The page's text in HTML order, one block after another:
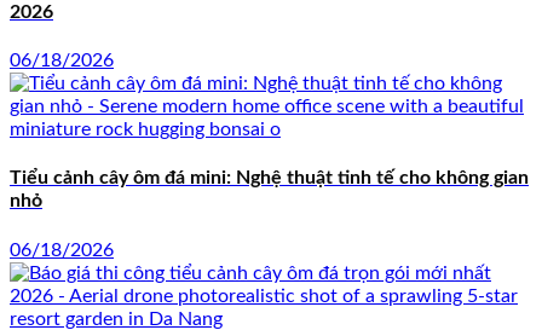
2026
06/18/2026
Tiểu cảnh cây ôm đá mini: Nghệ thuật tinh tế cho không gian
nhỏ
06/18/2026